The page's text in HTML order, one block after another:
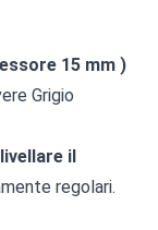
15 mm )
Grigio
il
regolari.